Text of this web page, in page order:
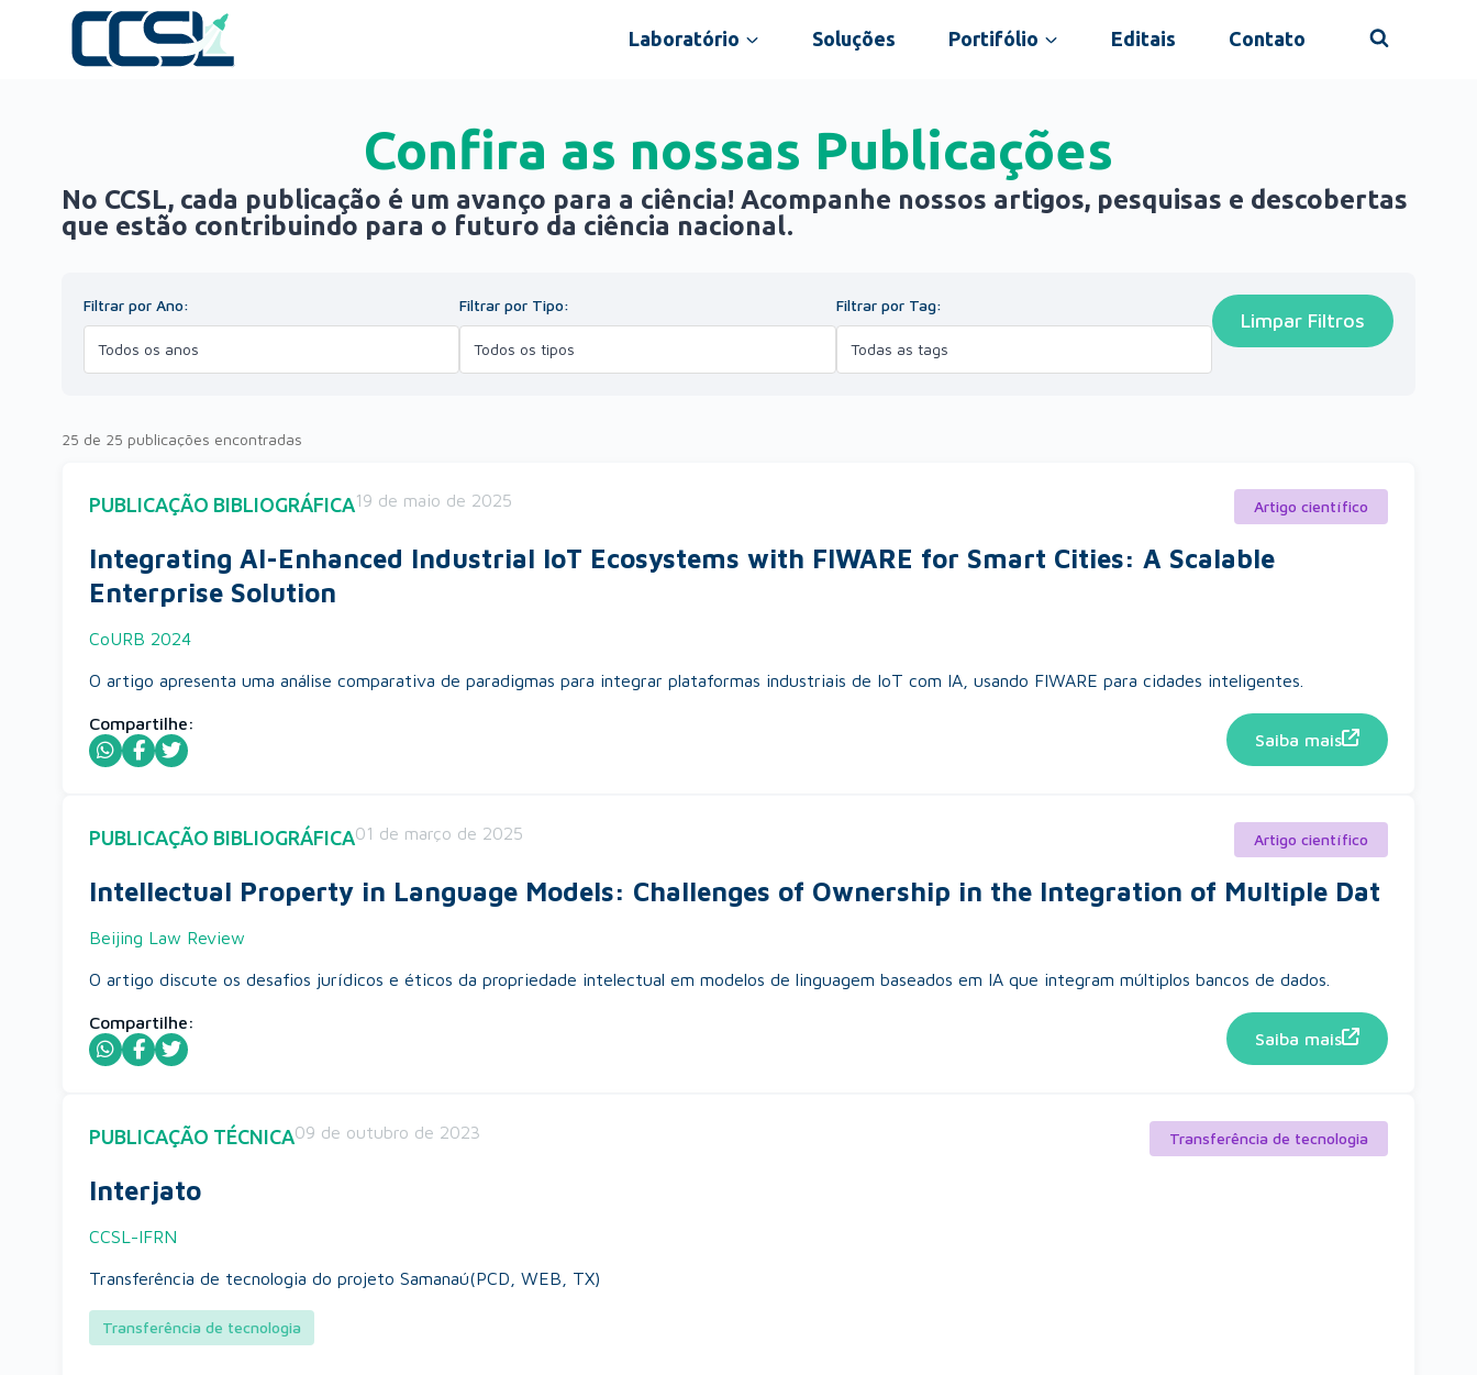
Laboratório Soluções Portifólio Editais Contato
Confira as nossas Publicações
No CCSL, cada publicação é um avanço para a ciência! Acompanhe nossos artigos, pesquisas e descobertas
que estão contribuindo para o futuro da ciência nacional.
Filtrar por Ano: Filtrar por Tipo: Filtrar por Tag:
Limpar Filtros
25 de 25 publicações encontradas
PUBLICAÇÃO BIBLIOGRÁFICA19 de maio de 2025 Artigo científico
Integrating AI-Enhanced Industrial IoT Ecosystems with FIWARE for Smart Cities: A Scalable
Enterprise Solution
CoURB 2024
O artigo apresenta uma análise comparativa de paradigmas para integrar plataformas industriais de IoT com IA, usando FIWARE para cidades inteligentes.
Compartilhe:
Saiba mais
PUBLICAÇÃO BIBLIOGRÁFICA01 de março de 2025 Artigo científico
Intellectual Property in Language Models: Challenges of Ownership in the Integration of Multiple Dat
Beijing Law Review
O artigo discute os desafios jurídicos e éticos da propriedade intelectual em modelos de linguagem baseados em IA que integram múltiplos bancos de dados.
Compartilhe:
Saiba mais
PUBLICAÇÃO TÉCNICA09 de outubro de 2023 Transferência de tecnologia
Interjato
CCSL-IFRN
Transferência de tecnologia do projeto Samanaú(PCD, WEB, TX)
Transferência de tecnologia